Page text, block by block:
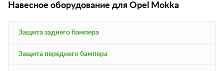
Навесное оборудование для Opel Mokka
Защита заднего бампера
Защита переднего бампера